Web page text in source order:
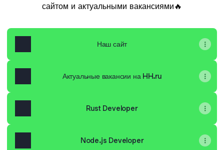
сайтом и актуальными вакансиями🔥
Наш сайт
Актуальные вакансии на HH.ru
Rust Developer
Node.js Developer